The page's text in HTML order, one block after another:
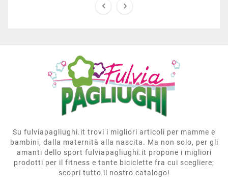
 
Su fulviapagliughi.it trovi i migliori articoli per mamme e
bambini, dalla maternità alla nascita. Ma non solo, per gli
amanti dello sport fulviapagliughi.it propone i migliori
prodotti per il fitness e tante biciclette fra cui scegliere;
scopri tutto il nostro catalogo!